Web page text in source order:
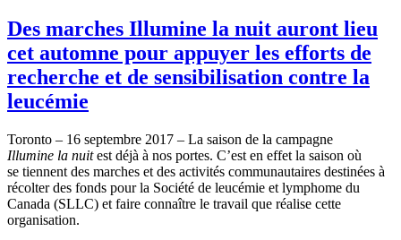
Des marches Illumine la nuit auront lieu
cet automne pour appuyer les efforts de
recherche et de sensibilisation contre la
leucémie
Toronto – 16 septembre 2017 – La saison de la campagne
Illumine la nuitest déjà à nos portes. C’est en effet la saison où
se tiennent des marches et des activités communautaires destinées à
récolter des fonds pour la Société de leucémie et lymphome du
Canada (SLLC) et faire connaître le travail que réalise cette
organisation.